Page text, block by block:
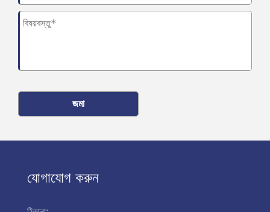
জমা
যোগাযোগ করুন